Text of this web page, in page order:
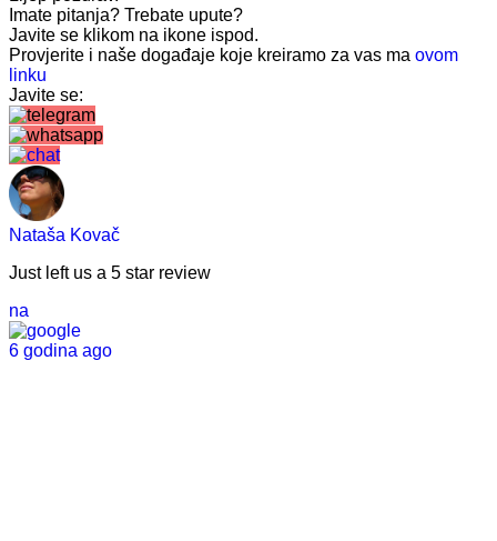
Imate pitanja? Trebate upute?
Javite se klikom na ikone ispod.
Provjerite i naše događaje koje kreiramo za vas ma ovom
linku
Javite se:
Nataša Kovač
Just left us a 5 star review
na
6 godina ago